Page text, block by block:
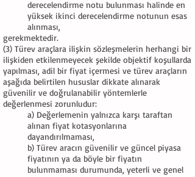
derecelendirme notu bulunması halinde en
yüksek ikinci derecelendirme notunun esas
alınması,
gerekmektedir.
(3) Türev araçlara ilişkin sözleşmelerin herhangi bir
ilişkiden etkilenmeyecek şekilde objektif koşullarda
yapılması, adil bir fiyat içermesi ve türev araçların
aşağıda belirtilen hususlar dikkate alınarak
güvenilir ve doğrulanabilir yöntemlerle
değerlenmesi zorunludur:
a) Değerlemenin yalnızca karşı taraftan
alınan fiyat kotasyonlarına
dayandırılmaması,
b) Türev aracın güvenilir ve güncel piyasa
fiyatının ya da böyle bir fiyatın
bulunmaması durumunda, yeterli ve genel